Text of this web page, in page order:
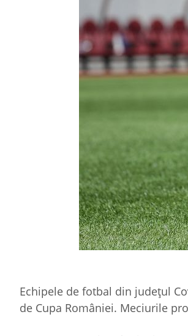
Echipele de fotbal din județul
de Cupa României. Meciurile